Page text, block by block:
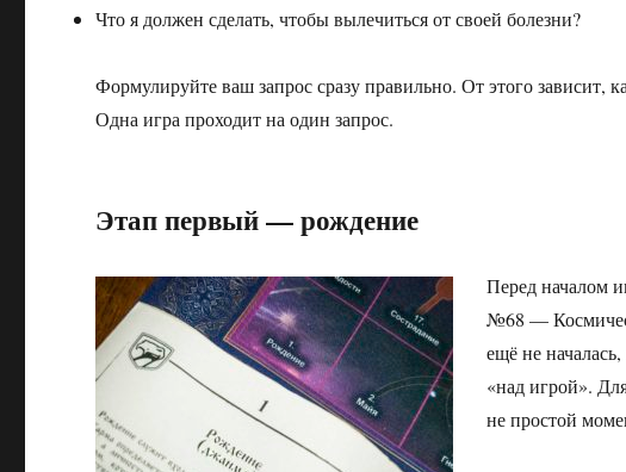
Что я должен сделать, чтобы вылечиться от своей болезни?
Формулируйте ваш запрос сразу правильно. От этого зависит,
Одна игра проходит на один запрос.
Этап первый — рождение
Перед началом
№68 —
ещё не
«над игрой».
не простой